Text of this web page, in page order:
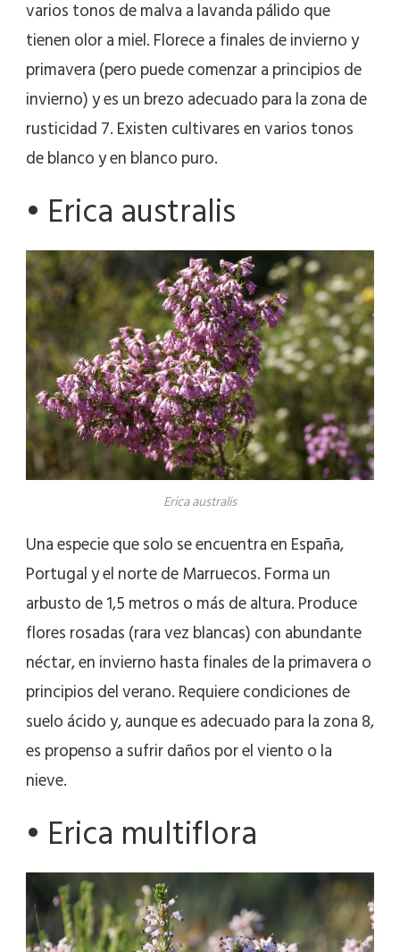
varios tonos de malva a lavanda pálido que
tienen olor a miel. Florece a finales de invierno y
primavera (pero puede comenzar a principios de
invierno) y es un brezo adecuado para la zona de
rusticidad 7. Existen cultivares en varios tonos
de blanco y en blanco puro.
• Erica australis
Erica australis
Una especie que solo se encuentra en España,
Portugal y el norte de Marruecos. Forma un
arbusto de 1,5 metros o más de altura. Produce
flores rosadas (rara vez blancas) con abundante
néctar, en invierno hasta finales de la primavera o
principios del verano. Requiere condiciones de
suelo ácido y, aunque es adecuado para la zona 8,
es propenso a sufrir daños por el viento o la
nieve.
• Erica multiflora